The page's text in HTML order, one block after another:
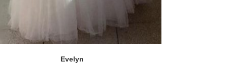
Evelyn